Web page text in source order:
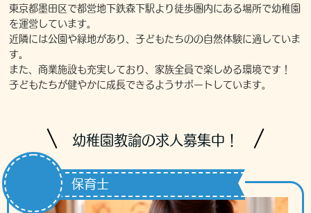
東京都墨田区で都営地下鉄森下駅より徒歩圏内にある場所で幼稚園
を運営しています。
近隣には公園や緑地があり、子どもたちのの自然体験に適していま
す。
また、商業施設も充実しており、家族全員で楽しめる環境です！
子どもたちが健やかに成長できるようサポートしています。
幼稚園教諭の求人募集中！
保育士